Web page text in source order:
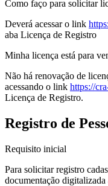
Como faço para solicitar
Deverá acessar o link
aba Licença de Registro
Minha licença está para
Não há renovação de
acessando o link https://
Licença de Registro.
Registro de
Requisito inicial
Para solicitar registro
documentação digitalizada